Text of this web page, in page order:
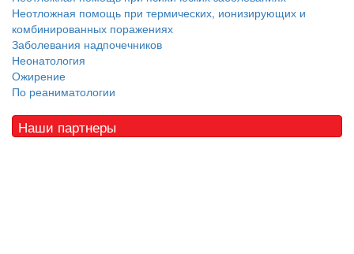
Неотложная помощь при термических, ионизирующих и
комбинированных поражениях
Заболевания надпочечников
Неонатология
Ожирение
По реаниматологии
Наши партнеры